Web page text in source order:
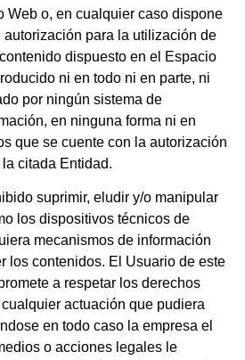
Web o, en cualquier caso dispone
para la utilización de
dispuesto en el Espacio
ni en todo ni en parte, ni
por ningún sistema de
en ninguna forma ni en
que se cuente con la autorización
citada Entidad.
suprimir, eludir y/o manipular
los dispositivos técnicos de
mecanismos de información
los contenidos. El Usuario de este
a respetar los derechos
actuación que pudiera
en todo caso la empresa el
o acciones legales le